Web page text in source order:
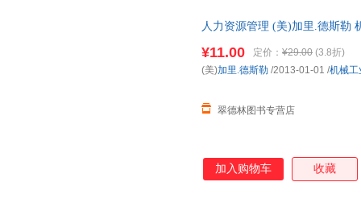
人力资源管理 (美)加里.德斯勒
¥11.00 定价： ¥29.00 (3.8折)
翠德林图书专营店
(美)加里.德斯勒 /2013-01-01 /机械工
加入购物车 收藏